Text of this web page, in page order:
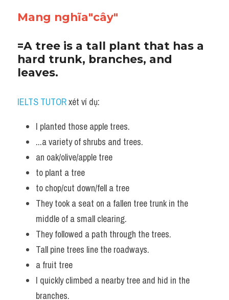
Mang nghĩa"cây"
=A tree is a tall plant that has a
hard trunk, branches, and
leaves.
IELTS TUTOR xét ví dụ:
I planted those apple trees.
...a variety of shrubs and trees.
an oak/olive/apple tree
to plant a tree
to chop/cut down/fell a tree
They took a seat on a fallen tree trunk in the
middle of a small clearing.
They followed a path through the trees.
Tall pine trees line the roadways.
a fruit tree
I quickly climbed a nearby tree and hid in the
branches.